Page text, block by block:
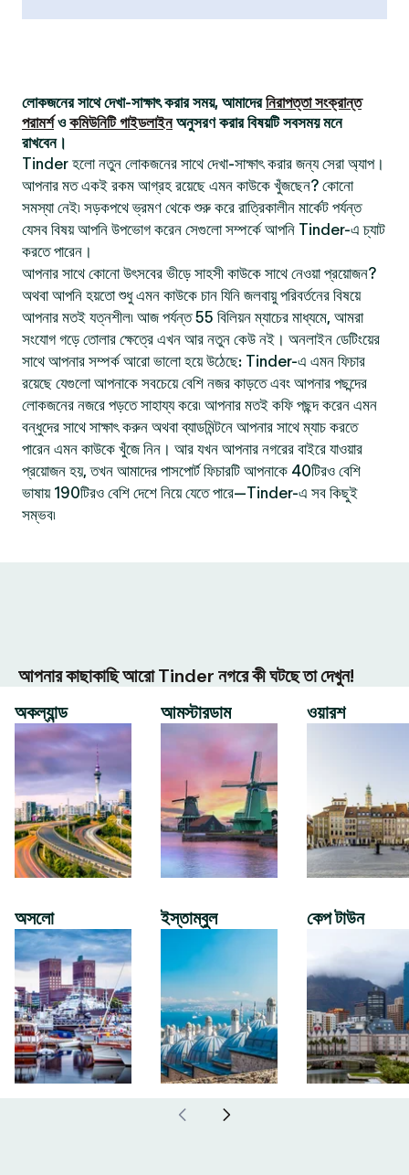
লোকজনের সাথে দেখা-সাক্ষাৎ করার সময়, আমাদেরনিরাপত্তা সংক্রান্ত
পরামর্শওকমিউনিটি গাইডলাইনঅনুসরণ করার বিষয়টি সবসময় মনে
রাখবেন।
Tinder হলো নতুন লোকজনের সাথে দেখা-সাক্ষাৎ করার জন্য সেরা অ্যাপ।
আপনার মত একই রকম আগ্রহ রয়েছে এমন কাউকে খুঁজছেন? কোনো
সমস্যা নেই৷ সড়কপথে ভ্রমণ থেকে শুরু করে রাত্রিকালীন মার্কেট পর্যন্ত
যেসব বিষয় আপনি উপভোগ করেন সেগুলো সম্পর্কে আপনি Tinder-এ চ্যাট
করতে পারেন।
আপনার সাথে কোনো উৎসবের ভীড়ে সাহসী কাউকে সাথে নেওয়া প্রয়োজন?
অথবা আপনি হয়তো শুধু এমন কাউকে চান যিনি জলবায়ু পরিবর্তনের বিষয়ে
আপনার মতই যত্নশীল৷ আজ পর্যন্ত 55 বিলিয়ন ম্যাচের মাধ্যমে, আমরা
সংযোগ গড়ে তোলার ক্ষেত্রে এখন আর নতুন কেউ নই। অনলাইন ডেটিংয়ের
সাথে আপনার সম্পর্ক আরো ভালো হয়ে উঠেছে: Tinder-এ এমন ফিচার
রয়েছে যেগুলো আপনাকে সবচেয়ে বেশি নজর কাড়তে এবং আপনার পছন্দের
লোকজনের নজরে পড়তে সাহায্য করে৷ আপনার মতই কফি পছন্দ করেন এমন
বন্ধুদের সাথে সাক্ষাৎ করুন অথবা ব্যাডমিন্টনে আপনার সাথে ম্যাচ করতে
পারেন এমন কাউকে খুঁজে নিন। আর যখন আপনার নগরের বাইরে যাওয়ার
প্রয়োজন হয়, তখন আমাদের পাসপোর্ট ফিচারটি আপনাকে 40টিরও বেশি
ভাষায় 190টিরও বেশি দেশে নিয়ে যেতে পারে—Tinder-এ সব কিছুই
সম্ভব৷
আপনার কাছাকাছি আরো Tinder নগরে কী ঘটছে তা দেখুন!
অকল্যান্ড
অসলো
আমস্টারডাম
ইস্তাম্বুল
ওয়ারশ
কেপ টাউন